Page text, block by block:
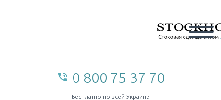
phone_in_talk 0 800 75 37 70
Бесплатно по всей Украине